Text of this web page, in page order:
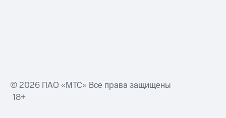
© 2026 ПАО «МТС» Все права защищены
18+